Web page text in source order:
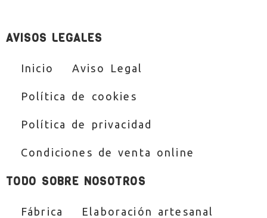
AVISOS LEGALES
Inicio Aviso Legal
Política de cookies
Política de privacidad
Condiciones de venta online
TODO SOBRE NOSOTROS
Fábrica Elaboración artesanal